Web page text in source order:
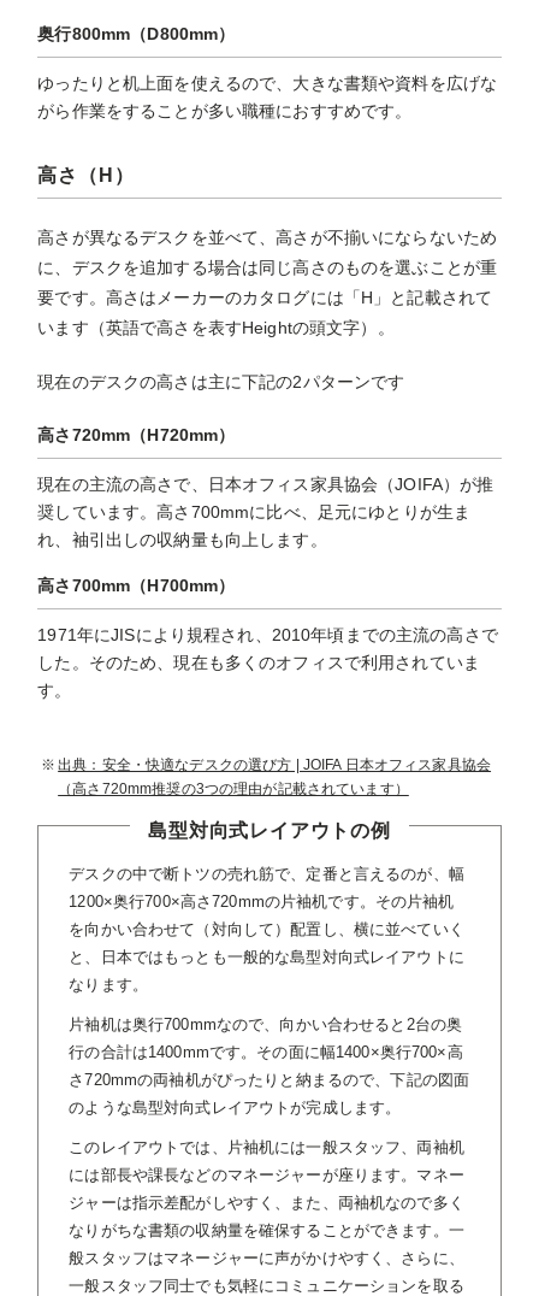
奥行800mm（D800mm）
ゆったりと机上面を使えるので、大きな書類や資料を広げな
がら作業をすることが多い職種におすすめです。
高さ（H）
高さが異なるデスクを並べて、高さが不揃いにならないため
に、デスクを追加する場合は同じ高さのものを選ぶことが重
要です。高さはメーカーのカタログには「H」と記載されて
います（英語で高さを表すHeightの頭文字）。
現在のデスクの高さは主に下記の2パターンです
高さ720mm（H720mm）
現在の主流の高さで、日本オフィス家具協会（JOIFA）が推
奨しています。高さ700mmに比べ、足元にゆとりが生ま
れ、袖引出しの収納量も向上します。
高さ700mm（H700mm）
1971年にJISにより規程され、2010年頃までの主流の高さで
した。そのため、現在も多くのオフィスで利用されていま
す。
出典：安全・快適なデスクの選び方 | JOIFA 日本オフィス家具協会
（高さ720mm推奨の3つの理由が記載されています）
島型対向式レイアウトの例
デスクの中で断トツの売れ筋で、定番と言えるのが、幅
1200×奥行700×高さ720mmの片袖机です。その片袖机
を向かい合わせて（対向して）配置し、横に並べていく
と、日本ではもっとも一般的な島型対向式レイアウトに
なります。
片袖机は奥行700mmなので、向かい合わせると2台の奥
行の合計は1400mmです。その面に幅1400×奥行700×高
さ720mmの両袖机がぴったりと納まるので、下記の図面
のような島型対向式レイアウトが完成します。
このレイアウトでは、片袖机には一般スタッフ、両袖机
には部長や課長などのマネージャーが座ります。マネー
ジャーは指示差配がしやすく、また、両袖机なので多く
なりがちな書類の収納量を確保することができます。一
般スタッフはマネージャーに声がかけやすく、さらに、
一般スタッフ同士でも気軽にコミュニケーションを取る